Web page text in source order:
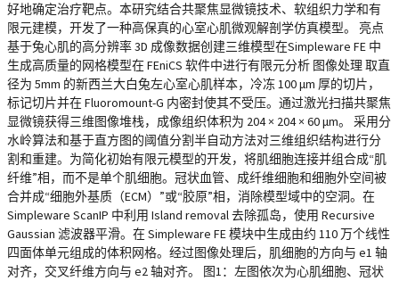
好地确定治疗靶点。本研究结合共聚焦显微镜技术、软组织力学和有
限元建模，开发了一种高保真的心室心肌微观解剖学仿真模型。 亮点
基于兔心肌的高分辨率 3D 成像数据创建三维模型在Simpleware FE 中
生成高质量的网格模型在 FEniCS 软件中进行有限元分析 图像处理 取直
径为 5mm 的新西兰大白兔左心室心肌样本，冷冻 100 μm 厚的切片，
标记切片并在 Fluoromount-G 内密封使其不受压。通过激光扫描共聚焦
显微镜获得三维图像堆栈，成像组织体积为 204 × 204 × 60 μm。 采用分
水岭算法和基于直方图的阈值分割半自动方法对三维组织结构进行分
割和重建。为简化初始有限元模型的开发，将肌细胞连接并组合成“肌
纤维”相，而不是单个肌细胞。冠状血管、成纤维细胞和细胞外空间被
合并成“细胞外基质（ECM）”或“胶原”相，消除模型域中的空洞。在
Simpleware ScanIP 中利用 Island removal 去除孤岛，使用 Recursive
Gaussian 滤波器平滑。在 Simpleware FE 模块中生成由约 110 万个线性
四面体单元组成的体积网格。经过图像处理后，肌细胞的方向与 e1 轴
对齐，交叉纤维方向与 e2 轴对齐。 图1：左图依次为心肌细胞、冠状